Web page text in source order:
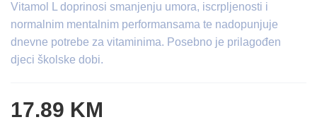
Vitamol L doprinosi smanjenju umora, iscrpljenosti i
normalnim mentalnim performansama te nadopunjuje
dnevne potrebe za vitaminima. Posebno je prilagođen
djeci školske dobi.
17.89 KM